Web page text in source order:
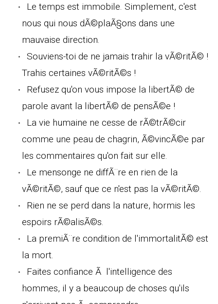
Le temps est immobile. Simplement, c'est
nous qui nous dÃ©plaÃ§ons dans une
mauvaise direction.
Souviens-toi de ne jamais trahir la vÃ©ritÃ© !
Trahis certaines vÃ©ritÃ©s !
Refusez qu'on vous impose la libertÃ© de
parole avant la libertÃ© de pensÃ©e !
La vie humaine ne cesse de rÃ©trÃ©cir
comme une peau de chagrin, Ã©vincÃ©e par
les commentaires qu'on fait sur elle.
Le mensonge ne diffÃ¨re en rien de la
vÃ©ritÃ©, sauf que ce n'est pas la vÃ©ritÃ©.
Rien ne se perd dans la nature, hormis les
espoirs rÃ©alisÃ©s.
La premiÃ¨re condition de l'immortalitÃ© est
la mort.
Faites confiance Ã l'intelligence des
hommes, il y a beaucoup de choses qu'ils